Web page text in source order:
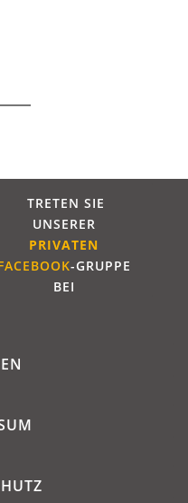
TRETEN SIE
UNSERER
PRIVATEN
-GRUPPE
BEI